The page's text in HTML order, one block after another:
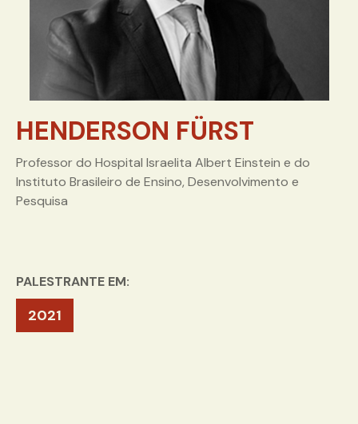
HENDERSON FÜRST
Professor do Hospital Israelita Albert Einstein e do
Instituto Brasileiro de Ensino, Desenvolvimento e
Pesquisa
PALESTRANTE EM:
2021